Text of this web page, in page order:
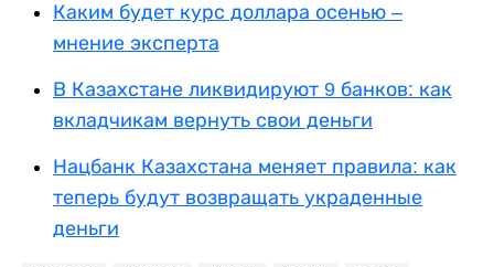
Каким будет курс доллара осенью –
мнение эксперта
В Казахстане ликвидируют 9 банков: как
вкладчикам вернуть свои деньги
Нацбанк Казахстана меняет правила: как
теперь будут возвращать украденные
деньги